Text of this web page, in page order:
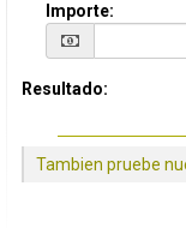
Importe:
Resultado:
Tambien pruebe